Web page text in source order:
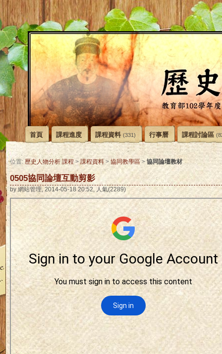
首頁 課程進度 課程資料 (331) 行事曆 課程討論區
位置:歷史人物分析 課程 > 課程資料> 協同教學區 > 協同論壇教材
0505協同論壇互動剪影
by 網站管理, 2014-05-18 20:52, 人氣(2289)